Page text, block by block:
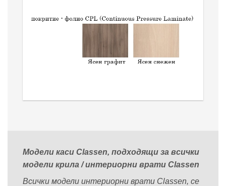
Модели каси Classen, подходящи за всички
модели крила / интериорни врати Classen
Всички модели интериорни врати Classen, се